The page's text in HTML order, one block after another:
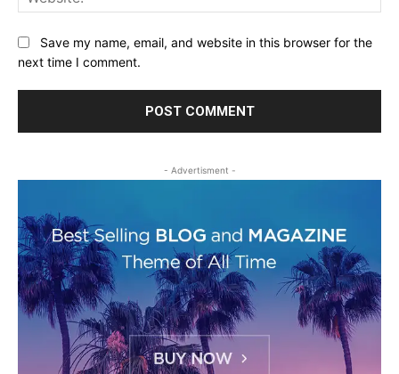
Save my name, email, and website in this browser for the
next time I comment.
- Advertisment -